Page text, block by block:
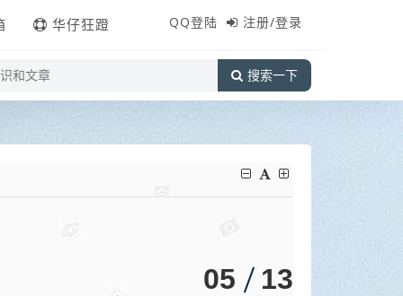
华仔狂蹬 QQ登陆 注册/登录
搜索一下
05 13